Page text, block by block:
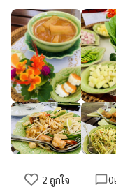
และมีเครื่องดื่มจำหน่ายด้
2 ถูกใจ 0